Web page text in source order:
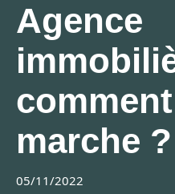
Agence
marche ?
05/11/2022